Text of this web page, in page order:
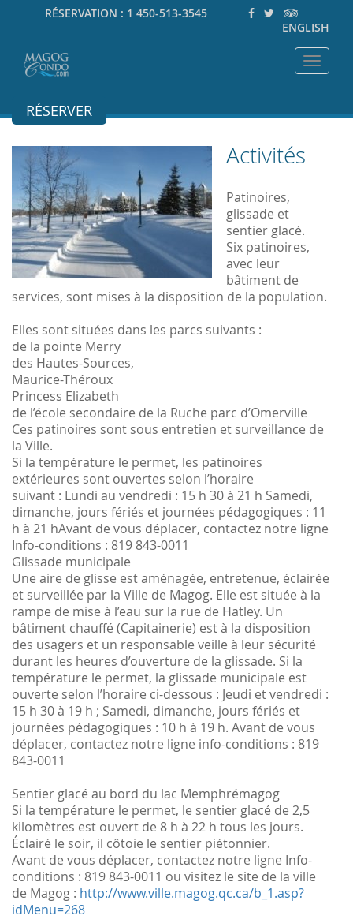
RÉSERVATION : 1 450-513-3545
ENGLISH
Toggle
RÉSERVER
Activités
Patinoires,
glissade et
sentier glacé.
Six patinoires,
avec leur
bâtiment de
services, sont mises à la disposition de la population.
Elles sont situées dans les parcs suivants :
de la pointe Merry
des Hautes-Sources,
Maurice-Théroux
Princess Elizabeth
de l’école secondaire de la Ruche parc d’Omerville
Ces patinoires sont sous entretien et surveillance de
la Ville.
Si la température le permet, les patinoires
extérieures sont ouvertes selon l’horaire
suivant : Lundi au vendredi : 15 h 30 à 21 h Samedi,
dimanche, jours fériés et journées pédagogiques : 11
h à 21 hAvant de vous déplacer, contactez notre ligne
Info-conditions : 819 843-0011
Glissade municipale
Une aire de glisse est aménagée, entretenue, éclairée
et surveillée par la Ville de Magog. Elle est située à la
rampe de mise à l’eau sur la rue de Hatley. Un
bâtiment chauffé (Capitainerie) est à la disposition
des usagers et un responsable veille à leur sécurité
durant les heures d’ouverture de la glissade. Si la
température le permet, la glissade municipale est
ouverte selon l’horaire ci-dessous : Jeudi et vendredi :
15 h 30 à 19 h ; Samedi, dimanche, jours fériés et
journées pédagogiques : 10 h à 19 h. Avant de vous
déplacer, contactez notre ligne info-conditions : 819
843-0011
Sentier glacé au bord du lac Memphrémagog
Si la température le permet, le sentier glacé de 2,5
kilomètres est ouvert de 8 h à 22 h tous les jours.
Éclairé le soir, il côtoie le sentier piétonnier.
Avant de vous déplacer, contactez notre ligne Info-
conditions : 819 843-0011 ou visitez le site de la ville
de Magog : http://www.ville.magog.qc.ca/b_1.asp?
idMenu=268